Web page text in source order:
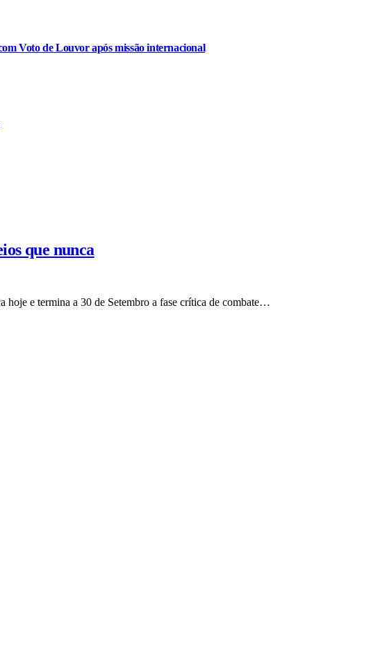
Voto de Louvor após missão internacional
que nunca
hoje e termina a 30 de Setembro a fase crítica de combate…